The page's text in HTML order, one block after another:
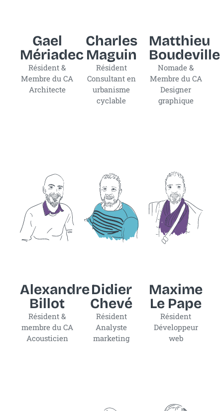
Gael
Mériadec
Résident &
Membre du CA
Architecte
Charles
Maguin
Résident
Consultant en
urbanisme
cyclable
Matthieu
Boudeville
Nomade &
Membre du CA
Designer
graphique
Alexandre
Billot
Résident &
membre du CA
Acousticien
Didier
Chevé
Résident
Analyste
marketing
Maxime
Le Pape
Résident
Développeur
web